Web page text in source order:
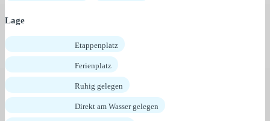
Lage
Etappenplatz
Ferienplatz
Ruhig gelegen
Direkt am Wasser gelegen